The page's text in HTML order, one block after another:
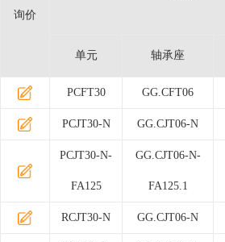
询价
单元 轴承座
PCFT30 GG.CFT06
PCJT30-N GG.CJT06-N
PCJT30-N-
FA125
GG.CJT06-N-
FA125.1
RCJT30-N GG.CJT06-N